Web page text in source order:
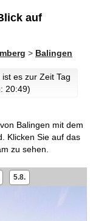
auf
> Balingen
es zur Zeit Tag
20:49)
Balingen mit dem
Klicken Sie auf das
zu sehen.
5.8.